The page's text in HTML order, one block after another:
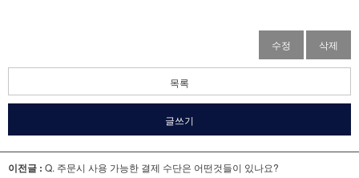
수정 삭제
목록
글쓰기
이전글 : Q. 주문시 사용 가능한 결제 수단은 어떤것들이 있나요?